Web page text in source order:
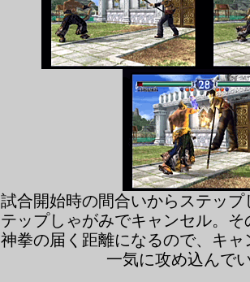
試合開始時の間合いからステッ
テップしゃがみでキャンセル。
神拳の届く距離になるので、キ
一気に攻め込んで